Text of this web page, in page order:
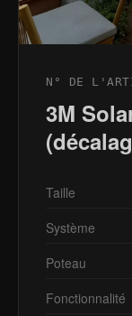
N° DE
3M
Taille
Système
Poteau
Fonctionnalité